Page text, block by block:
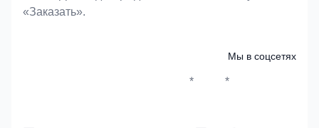
«Заказать».
Мы в соцсетях
* *